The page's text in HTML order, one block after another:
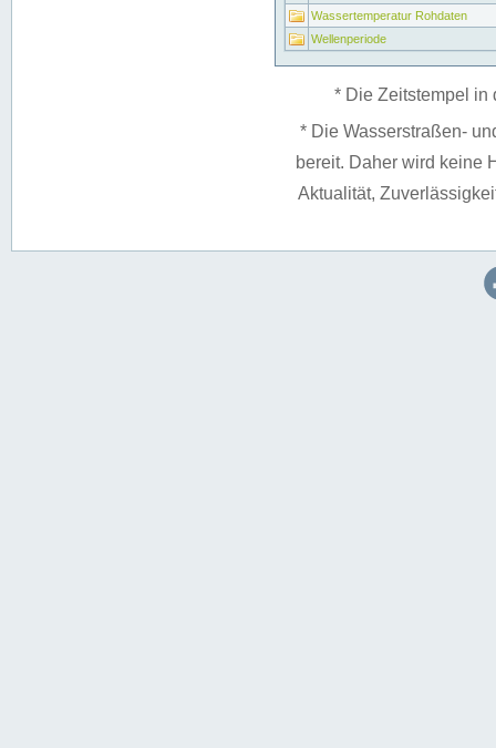
Wassertemperatur Rohdaten
Wellenperiode
* Die Zeitstempel in
* Die Wasserstraßen-
bereit. Daher wird keine
Aktualität,